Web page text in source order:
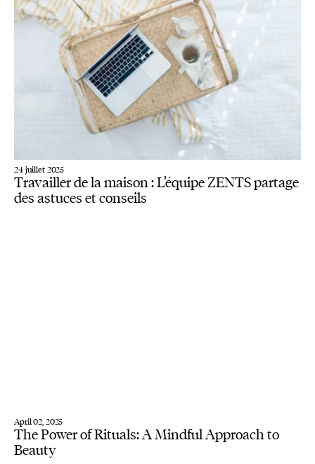
24 juillet 2025
Travailler de la maison : L’équipe ZENTS partage
des astuces et conseils
April 02, 2025
The Power of Rituals: A Mindful Approach to
Beauty